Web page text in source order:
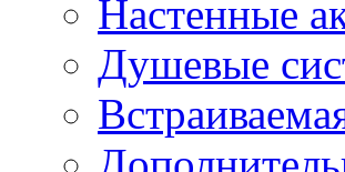
Настенные
Душевые